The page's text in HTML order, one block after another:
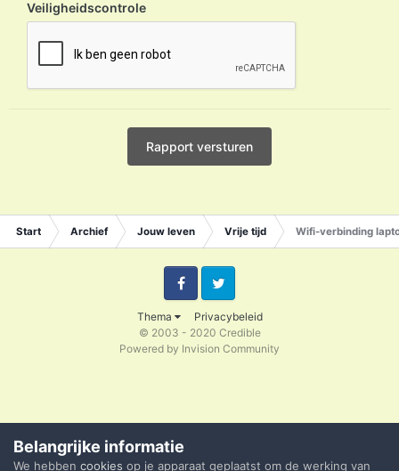
Veiligheidscontrole
Rapport versturen
Start Archief Jouw leven Vrije tijd Wifi-verbinding
Thema Privacybeleid
FacebookTwitter
© 2003 - 2020 Credible
Powered by Invision Community
Belangrijke informatie
We hebben cookies op je apparaat geplaatst om de werking van